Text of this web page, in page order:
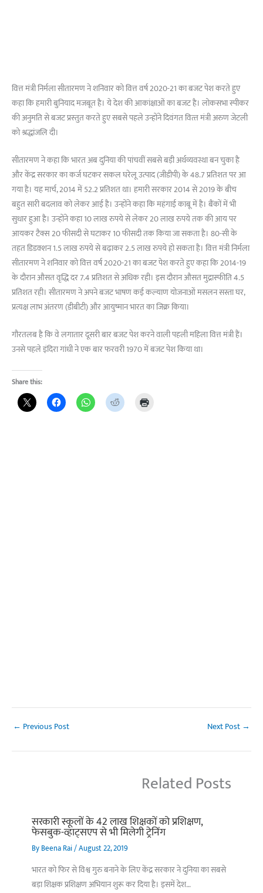
वित्त मंत्री निर्मला सीतारमण ने शनिवार को वित्त वर्ष 2020-21 का बजट पेश करते हुए
कहा कि हमारी बुनियाद मजबूत है। ये देश की आकांक्षाओं का बजट है। लोकसभा स्‍पीकर
की अनुमति से बजट प्रस्‍तुत करते हुए सबसे पहले उन्‍होंने दिवंगत वित्‍त मंत्री अरुण जेटली
को श्रद्धांजलि दी।
सीतारमण ने कहा कि भारत अब दुनिया की पांचवीं सबसे बड़ी अर्थव्यवस्था बन चुका है
और केंद्र सरकार का कर्ज घटकर सकल घरेलू उत्पाद (जीडीपी) के 48.7 प्रतिशत पर आ
गया है। यह मार्च, 2014 में 52.2 प्रतिशत था। हमारी सरकार 2014 से 2019 के बीच
बहुत सारी बदलाव को लेकर आई है। उन्‍होंने कहा कि महंगाई काबू में है। बैंकों में भी
सुधार हुआ है। उन्‍होंने कहा 10 लाख रुपये से लेकर 20 लाख रुपये तक की आय पर
आयकर टैक्स 20 फीसदी से घटाकर 10 फीसदी तक किया जा सकता है। 80-सी के
तहत डिडक्शन 1.5 लाख रुपये से बढ़ाकर 2.5 लाख रुपये हो सकता है। वित्त मंत्री निर्मला
सीतारमण ने शनिवार को वित्त वर्ष 2020-21 का बजट पेश करते हुए कहा कि 2014-19
के दौरान औसत वृद्धि दर 7.4 प्रतिशत से अधिक रही। इस दौरान औसत मुद्रास्फीति 4.5
प्रतिशत रही। सीतारमण ने अपने बजट भाषण कई कल्याण योजनाओं मसलन सस्ता घर,
प्रत्यक्ष लाभ अंतरण (डीबीटी) और आयुष्मान भारत का जिक्र किया।
गौरतलब है कि वे लगातार दूसरी बार बजट पेश करने वाली पहली महिला वित्त मंत्री हैं।
उनसे पहले इंदिरा गांधी ने एक बार फरवरी 1970 में बजट पेश किया था।
Share this:
← Previous Post Next Post →
Related Posts
सरकारी स्कूलों के 42 लाख शिक्षकों को प्रशिक्षण,
फेसबुक-व्हाट्सएप से भी मिलेगी ट्रेनिंग
ByBeena Rai/August 22, 2019
भारत को फिर से विश्व गुरु बनाने के लिए केंद्र सरकार ने दुनिया का सबसे
बड़ा शिक्षक प्रशिक्षण अभियान शुरू कर दिया है। इसमें देश…